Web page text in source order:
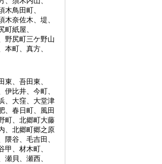
木鳥田町、
木奈佐木、堤、
町紙屋、
野尻町三ケ野山
本町、真方、
東、吾田東、
伊比井、今町、
、大窪、大堂津
、春日町、風田
町、北郷町大藤
、北郷町郷之原
隈谷、毛吉田、
甲、材木町、
瀬貝、瀬西、